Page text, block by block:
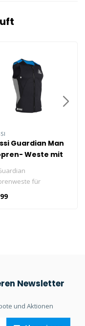
Guardian Man
Weste mit
für
ist aus
2 mm
Newsletter
und Aktionen